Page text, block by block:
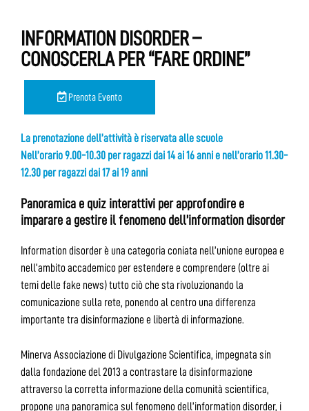
INFORMATION DISORDER –
CONOSCERLA PER “FARE ORDINE”
Prenota Evento
La prenotazione dell’attività è riservata alle scuole
Nell’orario 9.00-10.30 per ragazzi dai 14 ai 16 anni e nell’orario 11.30-
12.30 per ragazzi dai 17 ai 19 anni
Panoramica e quiz interattivi per approfondire e
imparare a gestire il fenomeno dell’information disorder
Information disorder è una categoria coniata nell’unione europea e
nell’ambito accademico per estendere e comprendere (oltre ai
temi delle fake news) tutto ciò che sta rivoluzionando la
comunicazione sulla rete, ponendo al centro una differenza
importante tra disinformazione e libertà di informazione.
Minerva Associazione di Divulgazione Scientifica, impegnata sin
dalla fondazione del 2013 a contrastare la disinformazione
attraverso la corretta informazione della comunità scientifica,
propone una panoramica sul fenomeno dell’information disorder, i